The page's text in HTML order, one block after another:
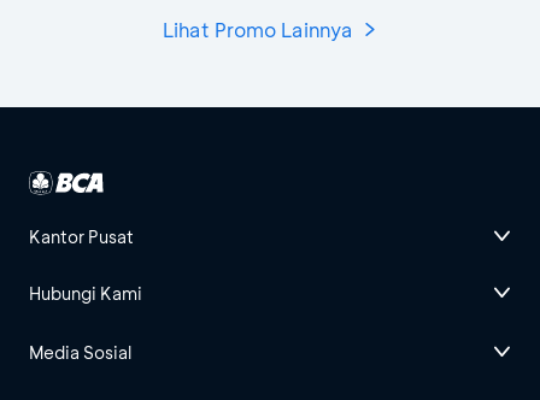
Lihat Promo Lainnya
Kantor Pusat
Hubungi Kami
Media Sosial